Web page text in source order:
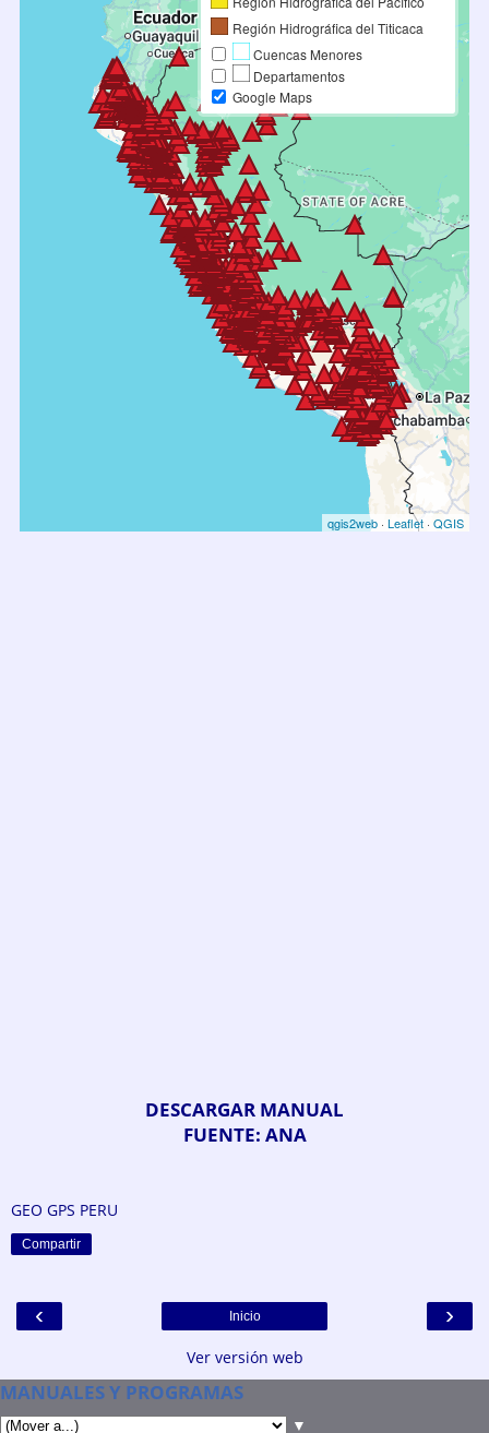
DESCARGAR MANUAL
FUENTE: ANA
GEO GPS PERU
Compartir
‹ ›
Inicio
Ver versión web
MANUALES Y PROGRAMAS
▼